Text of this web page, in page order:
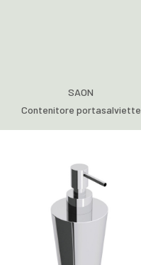
SAON
Contenitore portasalviette